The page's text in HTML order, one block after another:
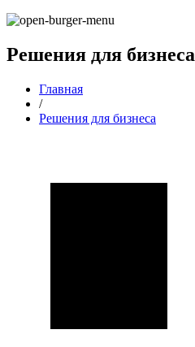
Решения для бизнеса
Главная
/
Решения для бизнеса